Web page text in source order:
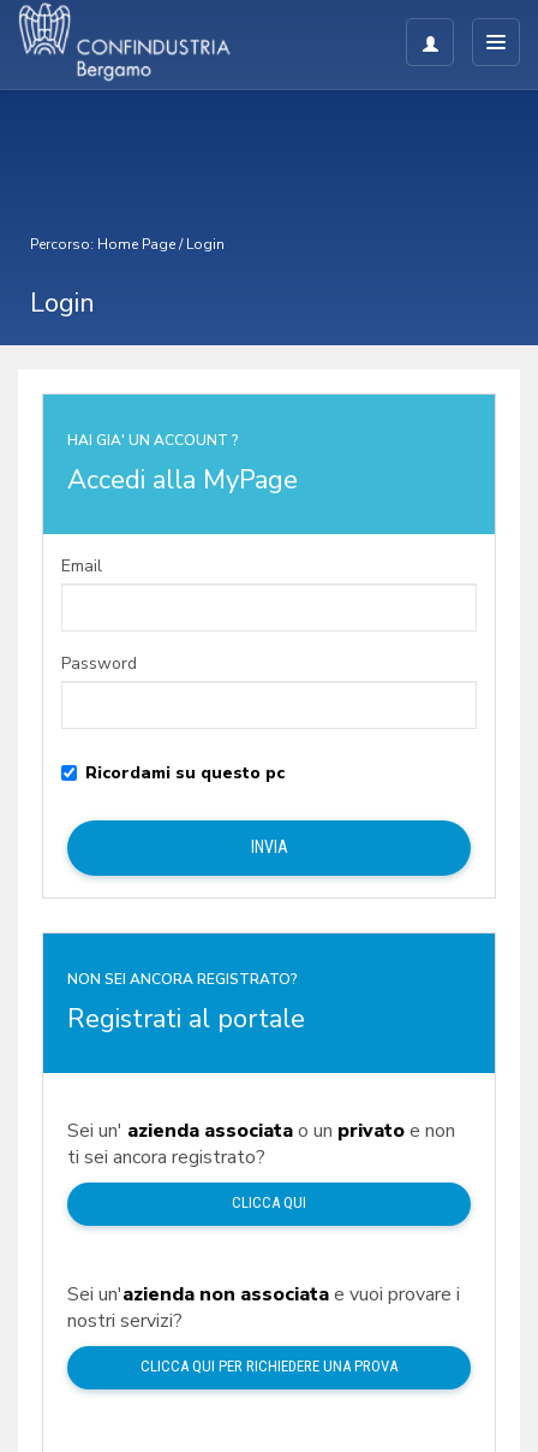
Percorso: Home Page/Login
Login
NON SEI ANCORA REGISTRATO?
Registrati al portale
Sei un' azienda associatao un privatoe non
ti sei ancora registrato?
CLICCA QUI
Sei un'azienda non associatae vuoi provare i
nostri servizi?
CLICCA QUI PER RICHIEDERE UNA PROVA
HAI GIA' UN ACCOUNT ?
Accedi alla MyPage
Email
Password
Ricordami su questo pc